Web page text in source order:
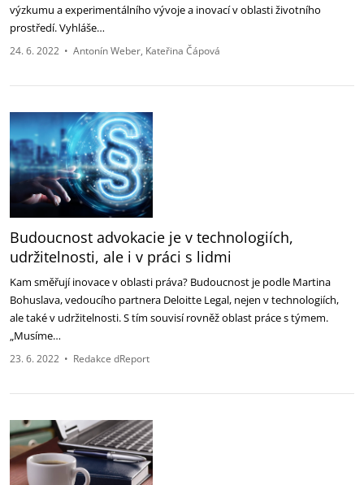
výzkumu a experimentálního vývoje a inovací v oblasti životního
prostředí. Vyhláše…
24. 6. 2022 • Antonín Weber Kateřina Čápová
Budoucnost advokacie je v technologiích,
udržitelnosti, ale i v práci s lidmi
Kam směřují inovace v oblasti práva? Budoucnost je podle Martina
Bohuslava, vedoucího partnera Deloitte Legal, nejen v technologiích,
ale také v udržitelnosti. S tím souvisí rovněž oblast práce s týmem.
„Musíme…
23. 6. 2022 • Redakce dReport